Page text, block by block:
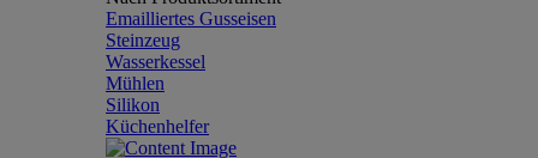
Emailliertes Gusseisen
Steinzeug
Wasserkessel
Mühlen
Silikon
Küchenhelfer